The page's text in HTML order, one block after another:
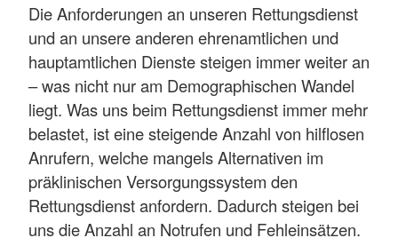
Die Anforderungen an unseren Rettungsdienst
und an unsere anderen ehrenamtlichen und
hauptamtlichen Dienste steigen immer weiter an
– was nicht nur am Demographischen Wandel
liegt. Was uns beim Rettungsdienst immer mehr
belastet, ist eine steigende Anzahl von hilflosen
Anrufern, welche mangels Alternativen im
präklinischen Versorgungssystem den
Rettungsdienst anfordern. Dadurch steigen bei
uns die Anzahl an Notrufen und Fehleinsätzen.